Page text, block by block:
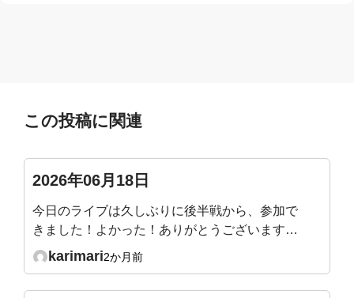
この投稿に関連
2026年06月18日
今日のライブは久しぶりに後半戦から、参加で
きました！よかった！ありがとうございます😊
横隔膜を直接ほぐすときに、パリパリと剥がれ
karimari2か月前